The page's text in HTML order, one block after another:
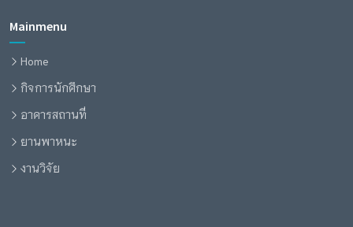
Mainmenu
Home
กิจการนักศึกษา
อาคารสถานที่
ยานพาหนะ
งานวิจัย